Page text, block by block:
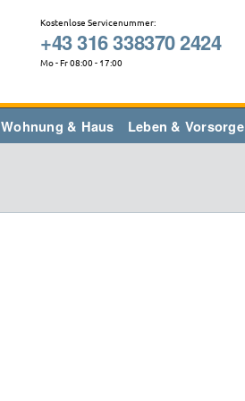
Kostenlose Servicenummer:
+43 316 338370 2424
Mo - Fr 08:00 - 17:00
Wohnung & Haus Leben & Vorsorge